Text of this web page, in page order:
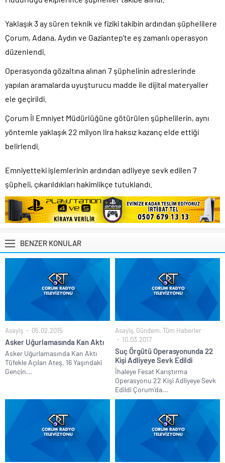
Yaklaşık 3 ay süren teknik ve fiziki takibin ardından şüphelilere
Çorum, Adana, Aydın ve Gaziantep’te eş zamanlı operasyon
düzenlendi.
Operasyonda gözaltına alınan 7 şüphelinin adreslerinde
yapılan aramalarda uyuşturucu madde ile dijital materyaller
ele geçirildi.
Çorum İl Emniyet Müdürlüğüne götürülen şüphelilerin, aynı
yöntemle yaklaşık 22 milyon lira haksız kazanç elde ettiği
belirlendi.
Emniyetteki işlemlerinin ardından adliyeye sevk edilen 7
şüpheli, çıkarıldıkları hakimlikçe tutuklandı.
BENZER KONULAR
Asayiş 05.02.2015
Asker Uğurlamasında Kan Aktı
Asker Uğurlamasında Kan Aktı
Tüfekle Açılan Ateş, 16 Yaşındaki
Gencin...
Asayiş, Gündem, Tüm Haberler
10.03.2017
Suç Örgütü Operasyonunda 22
Kişi Adliyeye Sevk Edildi
İhaleye Fesat Karıştırma
Operasyonu 22 Kişi Adliyeye Sevk
Edildi Çorum’da...